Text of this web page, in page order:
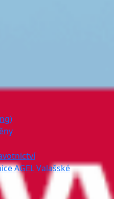
AGEL Valašské